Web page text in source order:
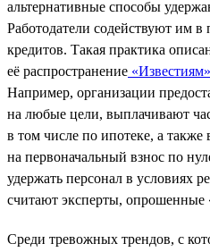
альтернативные способы
Работодатели содействуют им
кредитов. Такая практика
её распространение
Например, организации
на любые цели, выплачивают
в том числе по ипотеке, а также
на первоначальный взнос по
удержать персонал в условиях
считают эксперты, опрошенные
Среди тревожных трендов, с